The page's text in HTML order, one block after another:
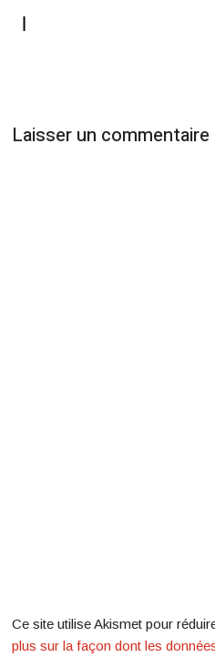
Laisser un commentaire
Ce site utilise Akismet pour
plus sur la façon dont les